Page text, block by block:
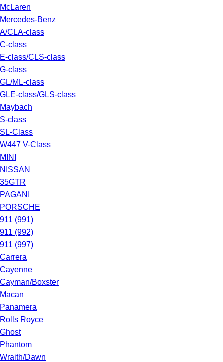
McLaren
Mercedes-Benz
A/CLA-class
C-class
E-class/CLS-class
G-class
GL/ML-class
GLE-class/GLS-class
Maybach
S-class
SL-Class
W447 V-Class
MINI
NISSAN
35GTR
PAGANI
PORSCHE
911 (991)
911 (992)
911 (997)
Carrera
Cayenne
Cayman/Boxster
Macan
Panamera
Rolls Royce
Ghost
Phantom
Wraith/Dawn